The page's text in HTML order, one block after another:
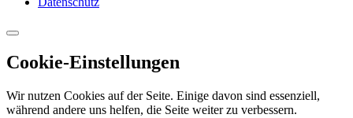
Cookie-Einstellungen
Wir nutzen Cookies auf der Seite. Einige davon sind essenziell,
während andere uns helfen, die Seite weiter zu verbessern.